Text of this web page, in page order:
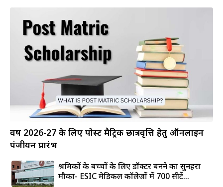
वर्ष 2026-27 के लिए पोस्ट मैट्रिक छात्रवृत्ति हेतु ऑनलाइन
पंजीयन प्रारंभ
श्रमिकों के बच्चों के लिए डॉक्टर बनने का सुनहरा
मौका- ESIC मेडिकल कॉलेजों में 700 सीटें...